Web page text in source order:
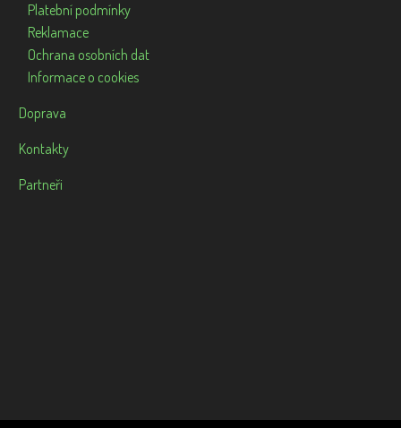
Platební podmínky
Reklamace
Ochrana osobních dat
Informace o cookies
Doprava
Kontakty
Partneři